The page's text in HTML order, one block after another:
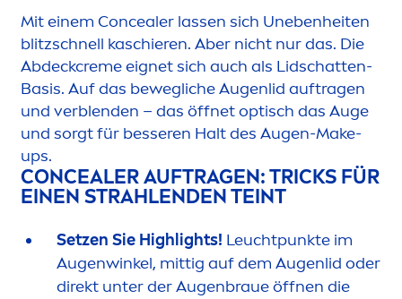
Mit einem Concealer lassen sich Unebenheiten
blitzschnell kaschieren. Aber nicht nur das. Die
Abdeckcremeeignet sich auch als Lidschatten-
Basis. Auf das bewegliche Augenlid auftragen
und verblenden – das öffnet optisch das Auge
und sorgt für besseren Halt des Augen-Make-
ups.
CONCEALER AUFTRAGEN: TRICKS FÜR
EINEN STRAHLENDEN TEINT
Setzen Sie Highlights! Leuchtpunkte im
Augenwinkel, mittig auf dem Augenlid oder
direkt unter der Augenbraue öffnen die